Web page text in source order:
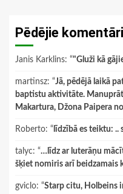
Pēdējie komentāri
Janis Karklins: “"Gluži kā
martinsz: “Jā, pēdējā laikā
baptistu aktivitāte.
Makartura, Džona Paipera
Roberto: “ līdzībā es teiktu: ..
talyc: “…līdz ar luterāņu
šķiet nomiris arī beidzamais
gviclo: “Starp citu, Holbeins